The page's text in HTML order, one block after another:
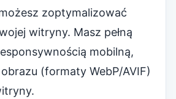
zoptymalizować
witryny. Masz pełną
mobilną,
(formaty WebP/AVIF)